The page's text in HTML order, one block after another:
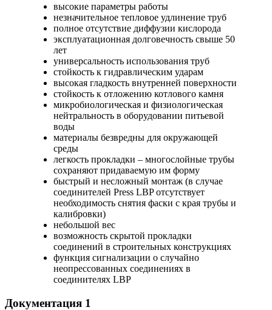
высокие параметры работы
незначительное тепловое удлинение труб
полное отсутствие диффузии кислорода
эксплуатационная долговечность свыше 50
лет
универсальность использования труб
стойкость к гидравлическим ударам
высокая гладкость внутренней поверхности
стойкость к отложению котлового камня
микробиологическая и физиологическая
нейтральность в оборудовании питьевой
воды
материалы безвредны для окружающей
среды
легкость прокладки – многослойные трубы
сохраняют придаваемую им форму
быстрый и несложный монтаж (в случае
соединителей Press LBP отсутствует
необходимость снятия фаски с края трубы и
калибровки)
небольшой вес
возможность скрытой прокладки
соединений в строительных конструкциях
функция сигнализации о случайно
неопрессованных соединениях в
соединителях LBP
Документация 1